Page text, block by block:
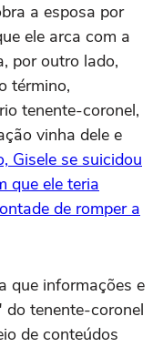
a esposa por
ele arca com a
por outro lado,
término,
tenente-coronel,
vinha dele e
Gisele se suicidou
que ele teria
de romper a
que informações e
tenente-coronel
de conteúdos